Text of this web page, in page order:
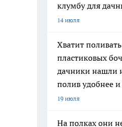
клумбу для
14 июля
Хватит
пластиковых
дачники нашли
полив удобнее
19 июля
На полках они